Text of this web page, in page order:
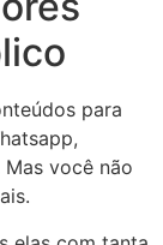
para
você não